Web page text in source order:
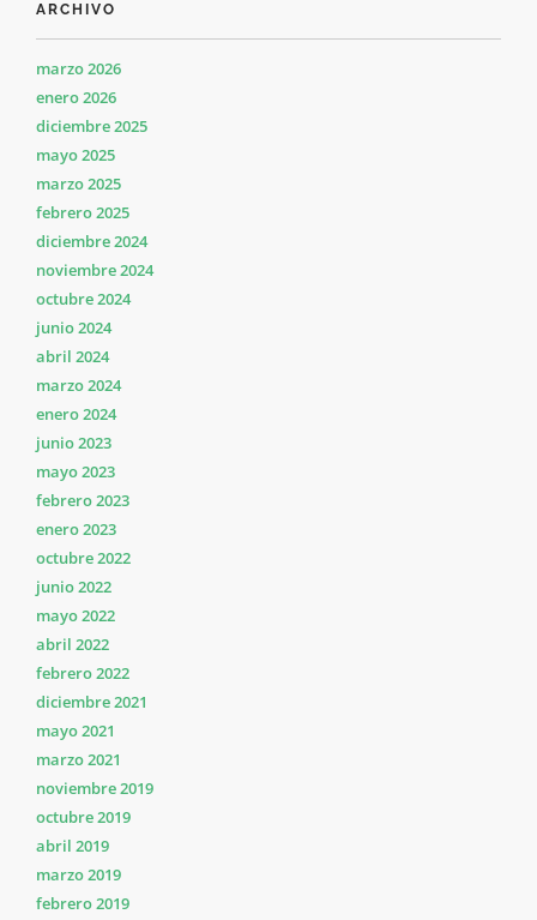
ARCHIVO
marzo 2026
enero 2026
diciembre 2025
mayo 2025
marzo 2025
febrero 2025
diciembre 2024
noviembre 2024
octubre 2024
junio 2024
abril 2024
marzo 2024
enero 2024
junio 2023
mayo 2023
febrero 2023
enero 2023
octubre 2022
junio 2022
mayo 2022
abril 2022
febrero 2022
diciembre 2021
mayo 2021
marzo 2021
noviembre 2019
octubre 2019
abril 2019
marzo 2019
febrero 2019